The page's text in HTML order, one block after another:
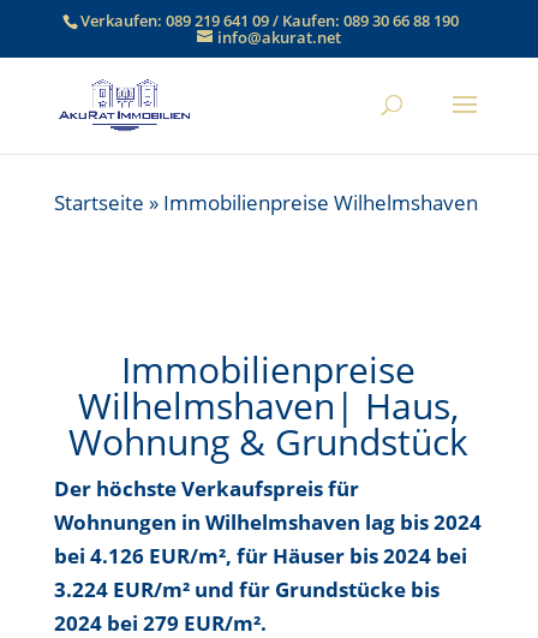
Verkaufen:089 219 641 09/ Kaufen:089 30 66 88 190
info@akurat.net
Startseite » Immobilienpreise Wilhelmshaven
Immobilienpreise
Wilhelmshaven| Haus,
Wohnung & Grundstück
Der höchste Verkaufspreis für
Wohnungen in Wilhelmshaven lag bis2024
bei 4.126 EUR/m², für Häuser bis2024 bei
3.224 EUR/m²und für Grundstücke bis
2024 bei 279 EUR/m².